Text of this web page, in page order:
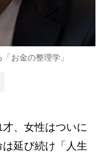
お金の整理学」
、女性はついに
延び続け「人生